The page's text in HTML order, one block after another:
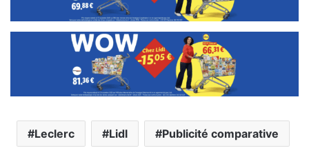
Leclerc Lidl Publicité comparative